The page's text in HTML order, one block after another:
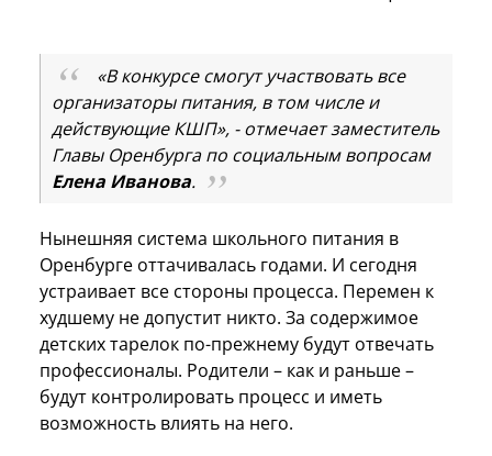
«В конкурсе смогут участвовать все
организаторы питания, в том числе и
действующие КШП», - отмечает заместитель
Главы Оренбурга по социальным вопросам
Елена Иванова.
Нынешняя система школьного питания в
Оренбурге оттачивалась годами. И сегодня
устраивает все стороны процесса. Перемен к
худшему не допустит никто. За содержимое
детских тарелок по-прежнему будут отвечать
профессионалы. Родители – как и раньше –
будут контролировать процесс и иметь
возможность влиять на него.